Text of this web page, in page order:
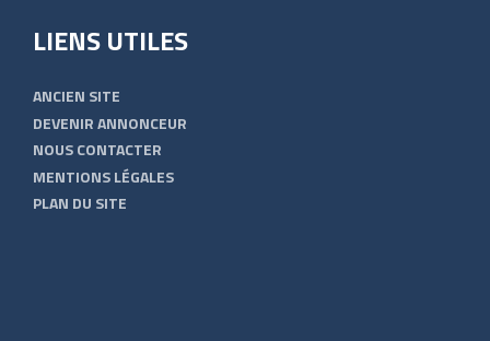
LIENS UTILES
ANCIEN SITE
DEVENIR ANNONCEUR
NOUS CONTACTER
MENTIONS LÉGALES
PLAN DU SITE